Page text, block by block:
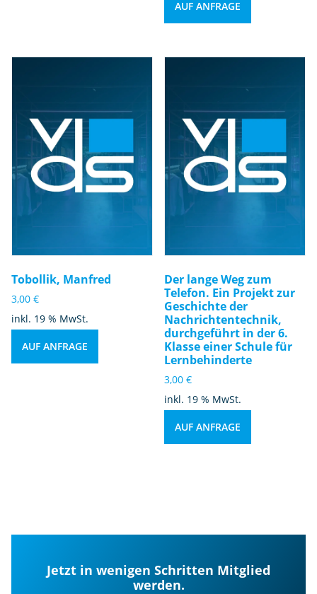
AUF ANFRAGE
Tobollik, Manfred
3,00 €
inkl. 19 % MwSt.
AUF ANFRAGE
Der lange Weg zum
Telefon. Ein Projekt zur
Geschichte der
Nachrichtentechnik,
durchgeführt in der 6.
Klasse einer Schule für
Lernbehinderte
3,00€
inkl. 19 % MwSt.
AUF ANFRAGE
Jetzt in wenigen Schritten Mitglied
werden.